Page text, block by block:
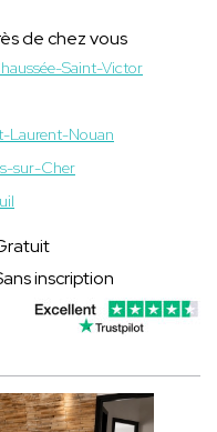
de chez vous
Saint-Victor
Laurent-Nouan
sur-Cher
inscription